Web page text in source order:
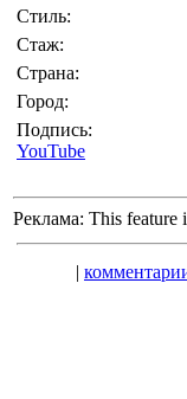
Стиль:
Стаж:
Страна:
Город:
Подпись:
YouTube
Реклама: This feature
|